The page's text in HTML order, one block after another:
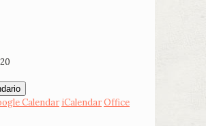
Calendar iCalendarOffice